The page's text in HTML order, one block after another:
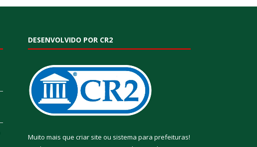
DESENVOLVIDO POR CR2
Muito mais que criar site ou sistema para prefeituras!